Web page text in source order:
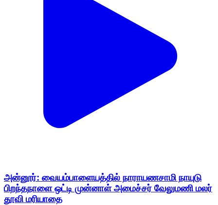
அன்னூர்: வையம்பாளையத்தில் நாராயணசாமி நாயுடு
பிறந்தநாளை ஒட்டி முன்னாள் அமைச்சர் வேலுமணி மலர்
தூவி மரியாதை